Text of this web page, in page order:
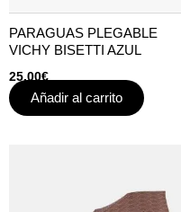
PARAGUAS PLEGABLE
VICHY BISETTI AZUL
25,00€
Añadir al carrito